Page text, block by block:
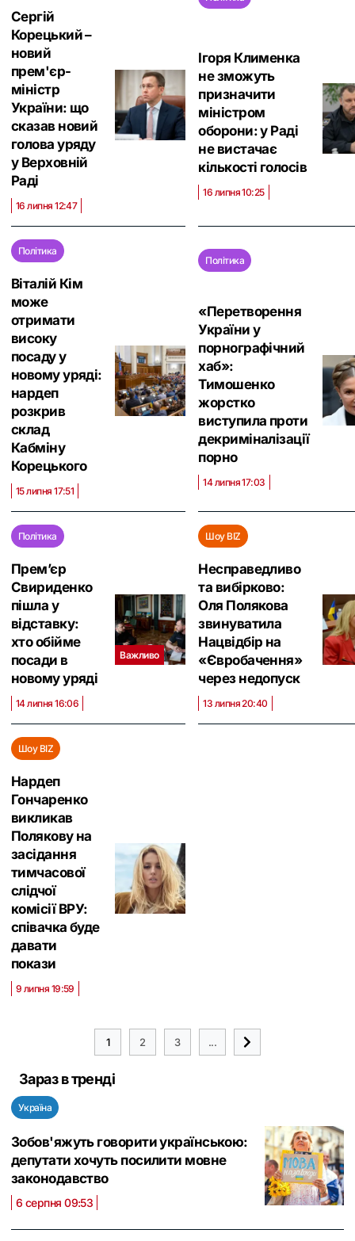
Сергій
Корецький –
новий
прем'єр-
міністр
України: що
сказав новий
голова уряду
у Верховній
Раді
16 липня 12:47
Ігоря Клименка
не зможуть
призначити
міністром
оборони: у Раді
не вистачає
кількості голосів
16 липня 10:25
Політика
Віталій Кім
може
отримати
високу
посаду у
новому уряді:
нардеп
розкрив
склад
Кабміну
Корецького
15 липня 17:51
Політика
«Перетворення
України у
порнографічний
хаб»:
Тимошенко
жорстко
виступила проти
декриміналізації
порно
14 липня 17:03
Важливо
Політика
Премʼєр
Свириденко
пішла у
відставку:
хто обійме
посади в
новому уряді
14 липня 16:06
Шоу BIZ
Несправедливо
та вибірково:
Оля Полякова
звинуватила
Нацвідбір на
«Євробачення»
через недопуск
13 липня 20:40
Шоу BIZ
Нардеп
Гончаренко
викликав
Полякову на
засідання
тимчасової
слідчої
комісії ВРУ:
співачка буде
давати
покази
9 липня 19:59
1 2 3 ...
Зараз в тренді
Україна
Зобов'яжуть говорити українською:
депутати хочуть посилити мовне
законодавство
6 серпня 09:53